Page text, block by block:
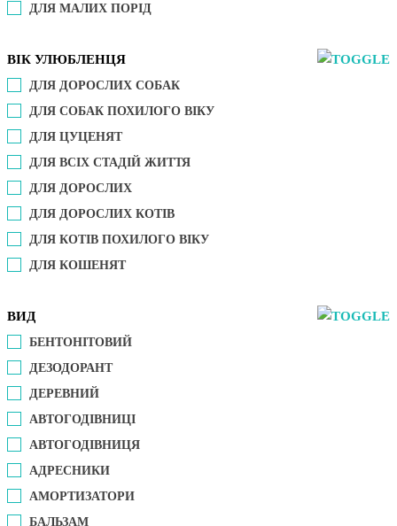
ДЛЯ МАЛИХ ПОРІД
ВІК УЛЮБЛЕНЦЯ
ДЛЯ ДОРОСЛИХ СОБАК
ДЛЯ СОБАК ПОХИЛОГО ВІКУ
ДЛЯ ЦУЦЕНЯТ
ДЛЯ ВСІХ СТАДІЙ ЖИТТЯ
ДЛЯ ДОРОСЛИХ
ДЛЯ ДОРОСЛИХ КОТІВ
ДЛЯ КОТІВ ПОХИЛОГО ВІКУ
ДЛЯ КОШЕНЯТ
ВИД
БЕНТОНІТОВИЙ
ДЕЗОДОРАНТ
ДЕРЕВНИЙ
АВТОГОДІВНИЦІ
АВТОГОДІВНИЦЯ
АДРЕСНИКИ
АМОРТИЗАТОРИ
БАЛЬЗАМ